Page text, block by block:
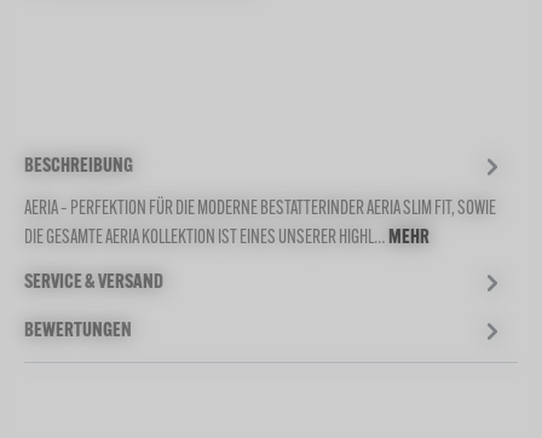
BESCHREIBUNG
AERIA – PERFEKTION FÜR DIE MODERNE BESTATTERINDER AERIA SLIM FIT, SOWIE
DIE GESAMTE AERIA KOLLEKTION IST EINES UNSERER HIGHL…MEHR
SERVICE & VERSAND
BEWERTUNGEN